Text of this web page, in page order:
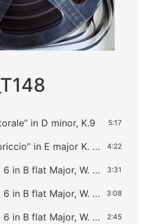
in D minor, K.9 5:17
Sonata “Capriccio” in E major K. 20 4:22
Sinfonia No. 6 in B flat Major, W. B12: I. Allegro 3:31
Sinfonia No. 6 in B flat Major, W. B12: II. Andante 3:08
Sinfonia No. 6 in B flat Major, W. B12: III. Graziozo 2:45